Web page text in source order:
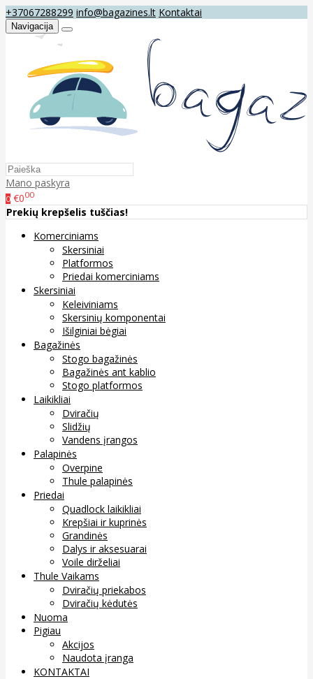
+37067288299 info@bagazines.lt Kontaktai
Navigacija
Mano paskyra
0 €000
Prekių krepšelis tuščias!
Komerciniams
Skersiniai
Platformos
Priedai komerciniams
Skersiniai
Keleiviniams
Skersinių komponentai
Išilginiai bėgiai
Bagažinės
Stogo bagažinės
Bagažinės ant kablio
Stogo platformos
Laikikliai
Dviračių
Slidžių
Vandens įrangos
Palapinės
Overpine
Thule palapinės
Priedai
Quadlock laikikliai
Krepšiai ir kuprinės
Grandinės
Dalys ir aksesuarai
Voile dirželiai
Thule Vaikams
Dviračių priekabos
Dviračių kėdutės
Nuoma
Pigiau
Akcijos
Naudota įranga
KONTAKTAI